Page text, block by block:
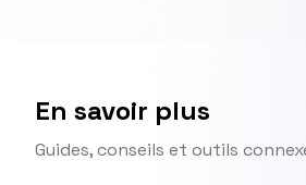
En savoir plus
Guides, conseils et outils